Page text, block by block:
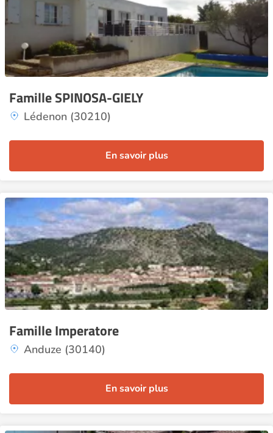
Famille SPINOSA-GIELY
Lédenon (30210)
En savoir plus
Famille Imperatore
Anduze (30140)
En savoir plus